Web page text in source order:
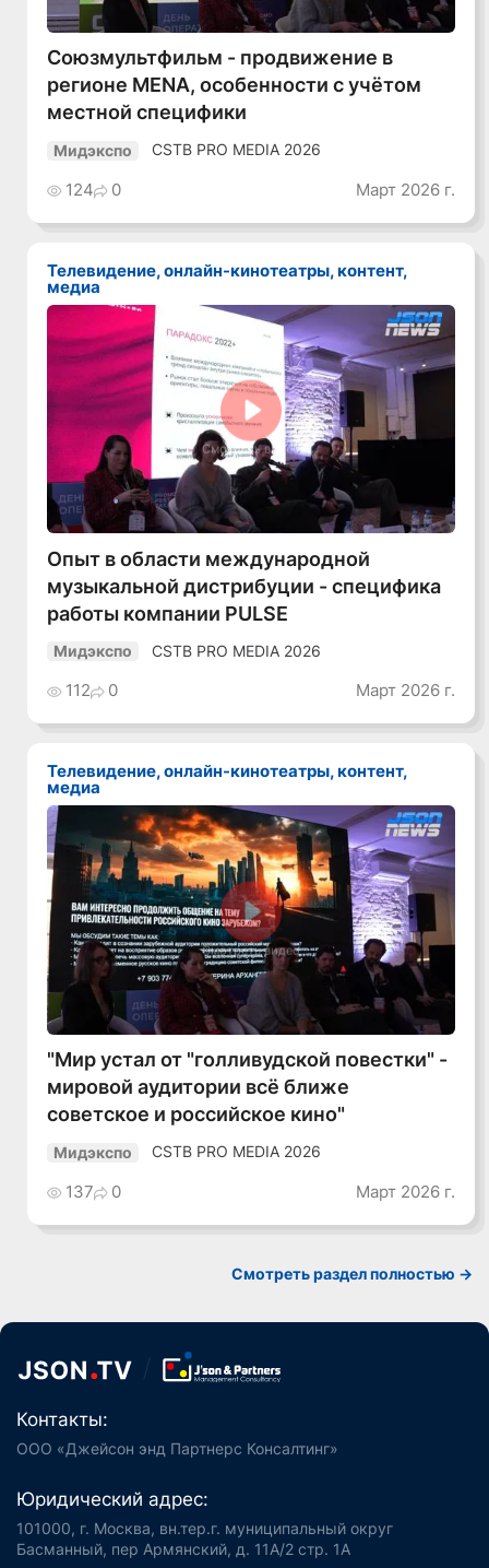
Союзмультфильм - продвижение в
регионе MENA, особенности с учётом
местной специфики
Мидэкспо CSTB PRO MEDIA 2026
124 0 Март 2026 г.
Телевидение, онлайн-кинотеатры, контент,
медиа
Смотреть видео
Опыт в области международной
музыкальной дистрибуции - специфика
работы компании PULSE
Мидэкспо CSTB PRO MEDIA 2026
112 0 Март 2026 г.
Телевидение, онлайн-кинотеатры, контент,
медиа
Смотреть видео
"Мир устал от "голливудской повестки" -
мировой аудитории всё ближе
советское и российское кино"
Мидэкспо CSTB PRO MEDIA 2026
137 0 Март 2026 г.
Смотреть раздел полностью ->
Контакты:
ООО «Джейсон энд Партнерс Консалтинг»
Юридический адрес:
101000, г. Москва, вн.тер.г. муниципальный округ
Басманный, пер Армянский, д. 11А/2 стр. 1А